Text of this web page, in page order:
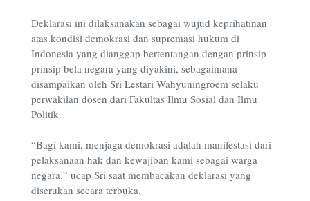
Deklarasi ini dilaksanakan sebagai wujud keprihatinan
atas kondisi demokrasi dan supremasi hukum di
Indonesia yang dianggap bertentangan dengan prinsip-
prinsip bela negara yang diyakini, sebagaimana
disampaikan oleh Sri Lestari Wahyuningroem selaku
perwakilan dosen dari Fakultas Ilmu Sosial dan Ilmu
Politik.
“Bagi kami, menjaga demokrasi adalah manifestasi dari
pelaksanaan hak dan kewajiban kami sebagai warga
negara,” ucap Sri saat membacakan deklarasi yang
diserukan secara terbuka.